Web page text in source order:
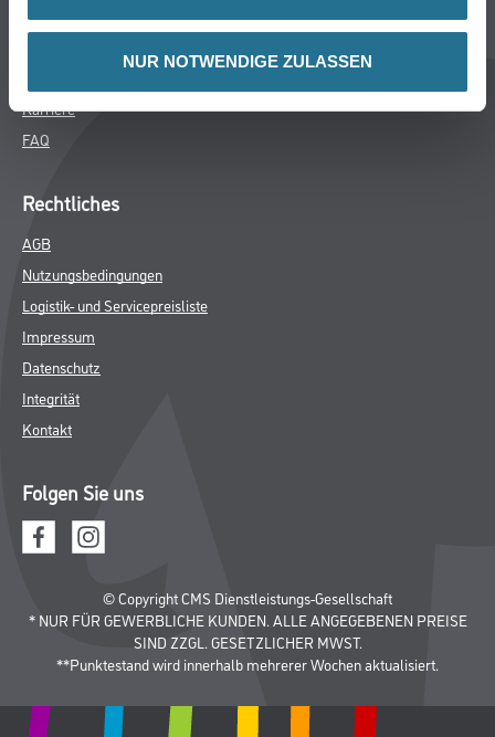
NUR NOTWENDIGE ZULASSEN
Standorte
Karriere
FAQ
Rechtliches
AGB
Nutzungsbedingungen
Logistik- und Servicepreisliste
Impressum
Datenschutz
Integrität
Kontakt
Folgen Sie uns
© Copyright CMS Dienstleistungs-Gesellschaft
* NUR FÜR GEWERBLICHE KUNDEN. ALLE ANGEGEBENEN PREISE
SIND ZZGL. GESETZLICHER MWST.
**Punktestand wird innerhalb mehrerer Wochen aktualisiert.